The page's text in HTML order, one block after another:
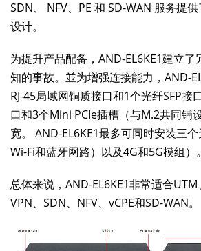
SDN、 NFV、PE 和 SD-WAN 服务提
设计。
为提升产品配备，AND-EL6KE1建立
知的事故。並为增强连接能力，AND-
RJ-45局域网铜质接口和1个光纤SFP接
口和3个Mini PCIe插槽（与M.2共同铺
宽。 AND-EL6KE1最多可同时安装三
Wi-Fi和蓝牙网路）以及4G和5G模组）。
总体来说，AND-EL6KE1非常适合UTM
VPN、SDN、NFV、vCPE和SD-WAN。